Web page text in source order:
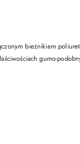
bieżnikiem
gumo-